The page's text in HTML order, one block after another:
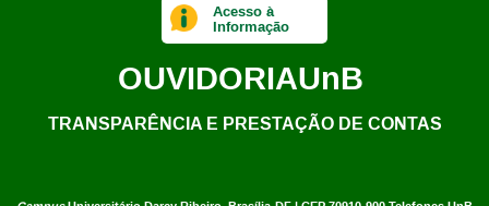
Acesso à
Informação
OUVIDORIAUnB
TRANSPARÊNCIA E PRESTAÇÃO DE CONTAS